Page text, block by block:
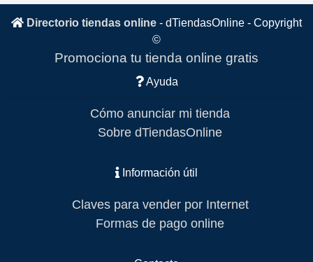
Directorio tiendas online - dTiendasOnline - Copyright
©
Promociona tu tienda online gratis
Ayuda
Cómo anunciar mi tienda
Sobre dTiendasOnline
Información útil
Claves para vender por Internet
Formas de pago online